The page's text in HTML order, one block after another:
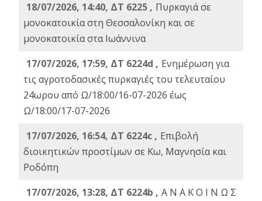
18/07/2026, 14:40, ΔΤ 6225 , Πυρκαγιά σε
μονοκατοικία στη Θεσσαλονίκη και σε
μονοκατοικία στα Ιωάννινα
17/07/2026, 17:59, ΔΤ 6224d , Ενημέρωση για
τις αγροτοδασικές πυρκαγιές του τελευταίου
24ωρου από Ω/18:00/16-07-2026 έως
Ω/18:00/17-07-2026
17/07/2026, 16:54, ΔΤ 6224c , Επιβολή
διοικητικών προστίμων σε Κω, Μαγνησία και
Ροδόπη
17/07/2026, 13:28, ΔΤ 6224b , Α Ν Α Κ Ο Ι Ν Ω Σ